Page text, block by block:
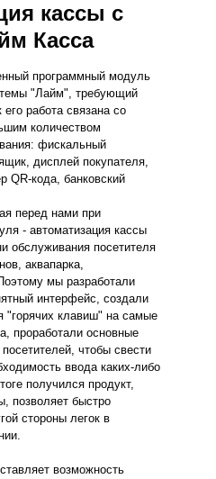
кассы с
Касса
программный модуль
"Лайм", требующий
работа связана со
количеством
фискальный
дисплей покупателя,
QR-кода, банковский
перед нами при
- автоматизация кассы
обслуживания посетителя
аквапарка,
мы разработали
интерфейс, создали
"горячих клавиш" на самые
проработали основные
чтобы свести
ввода каких-либо
получился продукт,
позволяет быстро
стороны легок в
возможность